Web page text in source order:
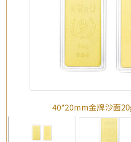
40*20mm金牌沙面